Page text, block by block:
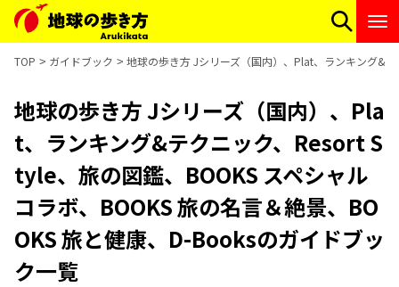
TOP ガイドブック 地球の歩き方 Jシリーズ（国内）、Plat、ランキング&
地球の歩き方 Jシリーズ（国内）、Pla
t、ランキング&テクニック、Resort S
tyle、旅の図鑑、BOOKS スペシャル
コラボ、BOOKS 旅の名言＆絶景、BO
OKS 旅と健康、D-Booksのガイドブッ
ク一覧